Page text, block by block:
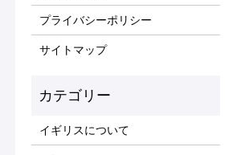
プライバシーポリシー
サイトマップ
イギリスについて